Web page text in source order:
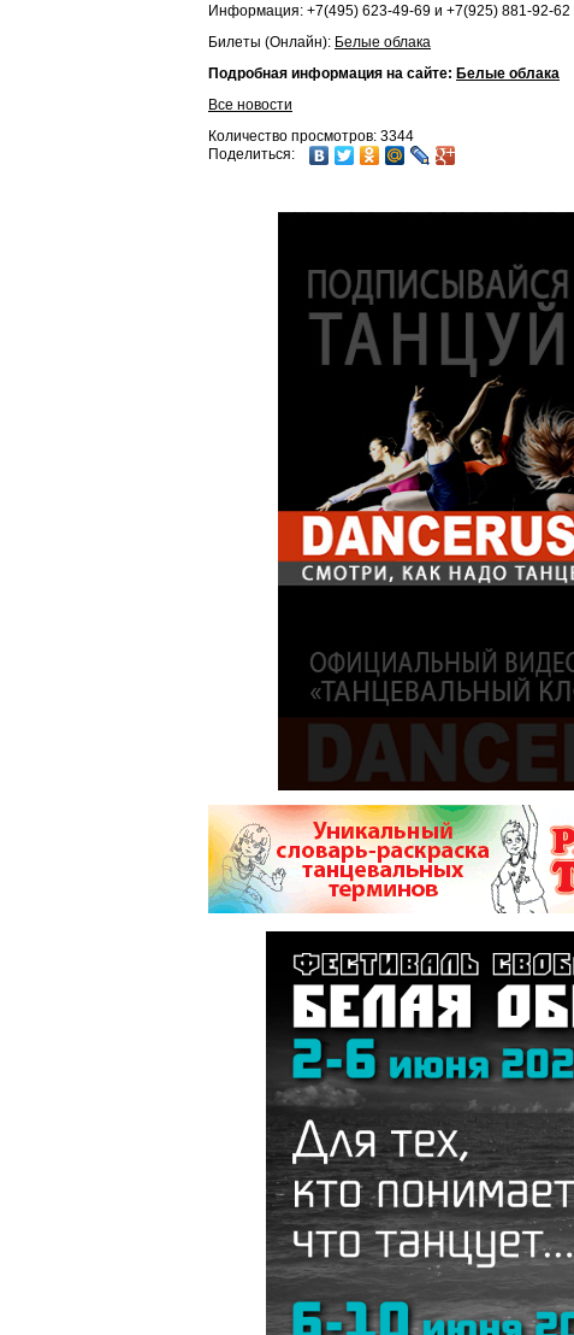
Информация: +7(495) 623-49-69 и +7(925) 881-92-62
Билеты (Онлайн): Белые облака
Подробная информация на сайте: Белые облака
Все новости
Количество просмотров: 3344
Поделиться: